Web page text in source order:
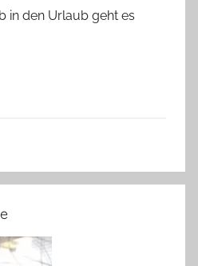
in den Urlaub geht es